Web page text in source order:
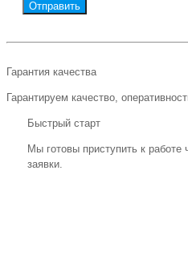
Гарантия качества
Гарантируем качество,
Быстрый старт
Мы готовы приступить к работе
заявки.